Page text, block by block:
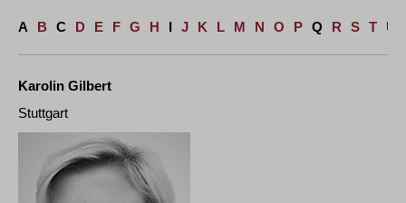
A B C D E F G H I J K L M N O P Q R S T U
Karolin Gilbert
Stuttgart